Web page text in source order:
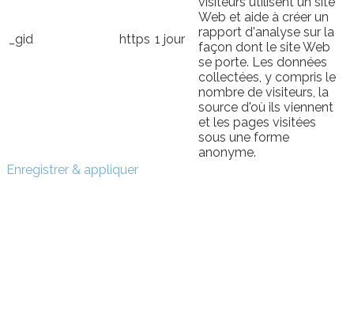
_gid https 1 jour
Web et aide à créer un
rapport d'analyse sur la
façon dont le site Web
se porte. Les données
collectées, y compris le
nombre de visiteurs, la
source d'où ils viennent
et les pages visitées
sous une forme
anonyme.
Enregistrer & appliquer